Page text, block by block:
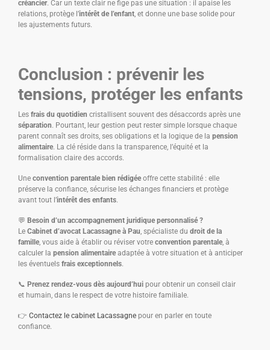
créancier. Car un texte clair ne fige pas une situation : il apaise les
relations, protège l’intérêt de l’enfant, et donne une base solide pour
les ajustements futurs.
Conclusion : prévenir les
tensions, protéger les enfants
Les frais du quotidien cristallisent souvent des désaccords après une
séparation. Pourtant, leur gestion peut rester simple lorsque chaque
parent connaît ses droits, ses obligations et la logique de la pension
alimentaire. La clé réside dans la transparence, l’équité et la
formalisation claire des accords.
Une convention parentale bien rédigée offre cette stabilité : elle
préserve la confiance, sécurise les échanges financiers et protège
avant tout l’intérêt des enfants.
💬 Besoin d’un accompagnement juridique personnalisé ?
Le Cabinet d’avocat Lacassagne à Pau, spécialiste du droit de la
famille, vous aide à établir ou réviser votre convention parentale, à
calculer la pension alimentaire adaptée à votre situation et à anticiper
les éventuels frais exceptionnels.
📞 Prenez rendez-vous dès aujourd’hui pour obtenir un conseil clair
et humain, dans le respect de votre histoire familiale.
👉 Contactez le cabinet Lacassagne pour en parler en toute
confiance.